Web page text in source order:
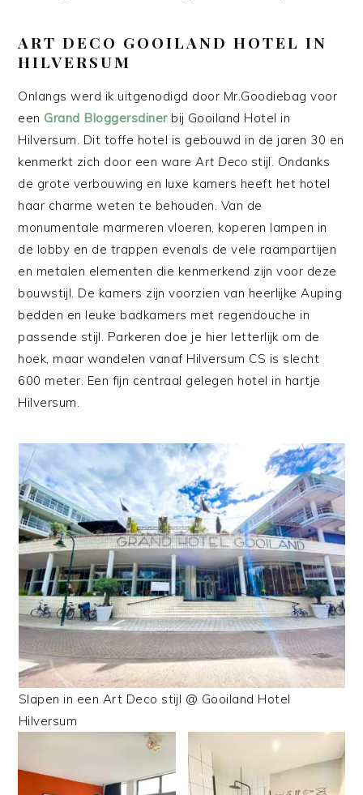
ART DECO GOOILAND HOTEL IN
HILVERSUM
Onlangs werd ik uitgenodigd door Mr.Goodiebag voor
eenGrand Bloggersdinerbij Gooiland Hotel in
Hilversum. Dit toffe hotel is gebouwd in de jaren 30 en
kenmerkt zich door een wareArt Deco stijl. Ondanks
de grote verbouwing en luxe kamers heeft het hotel
haar charme weten te behouden. Van de
monumentale marmeren vloeren, koperen lampen in
de lobby en de trappen evenals de vele raampartijen
en metalen elementen die kenmerkend zijn voor deze
bouwstijl. De kamers zijn voorzien van heerlijke Auping
bedden en leuke badkamers met regendouche in
passende stijl. Parkeren doe je hier letterlijk om de
hoek, maar wandelen vanaf Hilversum CS is slecht
600 meter. Een fijn centraal gelegen hotel in hartje
Hilversum.
Slapen in een Art Deco stijl @ Gooiland Hotel
Hilversum